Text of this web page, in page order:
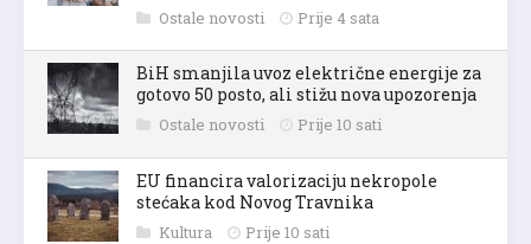
Ostale novosti Prije 4 sata
BiH smanjila uvoz električne energije za
gotovo 50 posto, ali stižu nova upozorenja
Ostale novosti Prije 10 sati
EU financira valorizaciju nekropole
stećaka kod Novog Travnika
Kultura Prije 10 sati